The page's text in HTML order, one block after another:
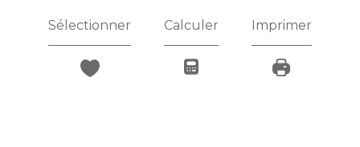
Sélectionner Calculer Imprimer